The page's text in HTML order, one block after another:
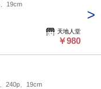
19cm
天地人堂
￥980
240p、19cm